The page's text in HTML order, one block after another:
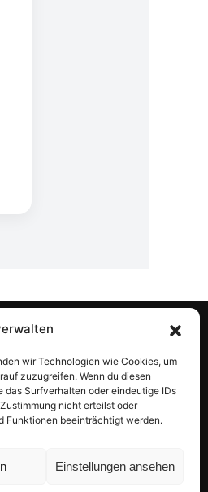
wir Technologien wie Cookies, um
zuzugreifen. Wenn du diesen
Surfverhalten oder eindeutige IDs
nicht erteilst oder
Funktionen beeinträchtigt werden.
Einstellungen ansehen